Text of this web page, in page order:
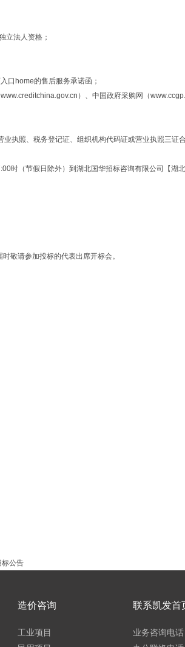
立法人资格；
口home的售后服务承诺函；
）、中国政府采购网（
执照、税务登记证、组织机构代码证或营业执照三证
时（节假日除外）到湖北国华招标咨询有限公司【
敬请参加投标的代表出席开标会。
标公告
造价咨询
工业项目
联系凯发首
业务咨询电